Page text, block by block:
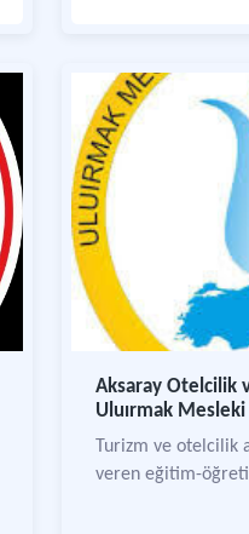
Aksaray Otelcilik
Uluırmak
Turizm ve otelcilik
veren eğitim-